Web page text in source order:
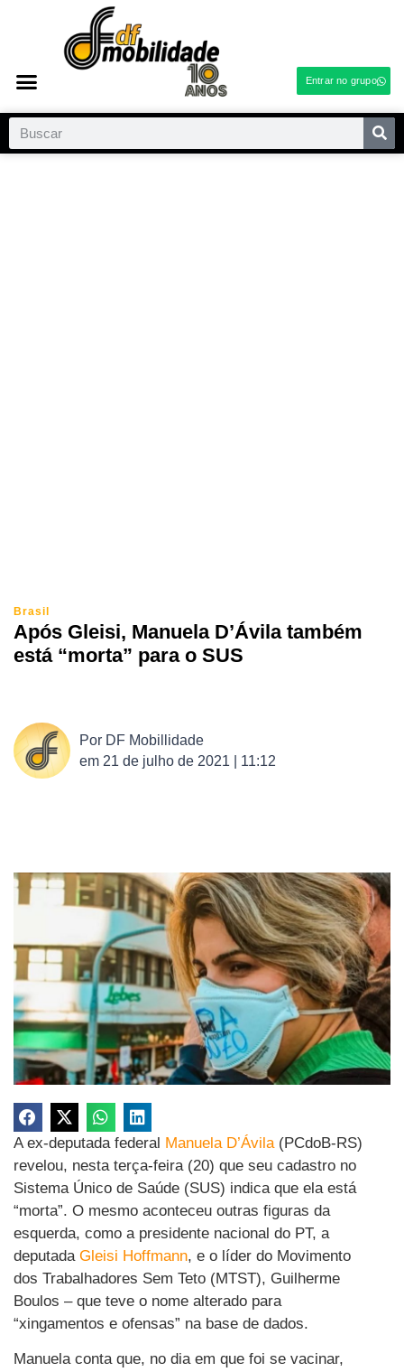
Entrar no grupo
Brasil
Após Gleisi, Manuela D’Ávila também
está “morta” para o SUS
Por DF Mobillidade
em 21 de julho de 2021 | 11:12
A ex-deputada federal Manuela D’Ávila (PCdoB-RS)
revelou, nesta terça-feira (20) que seu cadastro no
Sistema Único de Saúde (SUS) indica que ela está
“morta”. O mesmo aconteceu outras figuras da
esquerda, como a presidente nacional do PT, a
deputada Gleisi Hoffmann, e o líder do Movimento
dos Trabalhadores Sem Teto (MTST), Guilherme
Boulos – que teve o nome alterado para
“xingamentos e ofensas” na base de dados.
Manuela conta que, no dia em que foi se vacinar,